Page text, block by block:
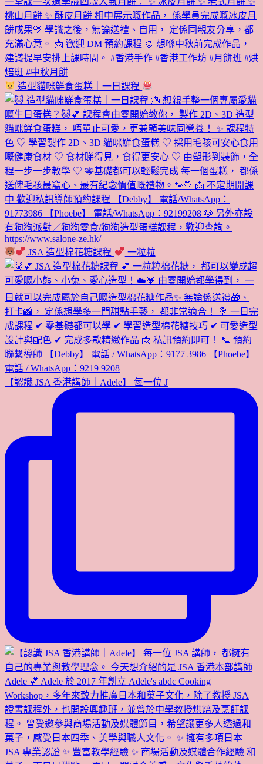
造型貓咪鮮食蛋糕｜一日課程
JSA 造型棉花糖課程 一粒粒
【認識 JSA 香港講師｜Adele】 每一位 J